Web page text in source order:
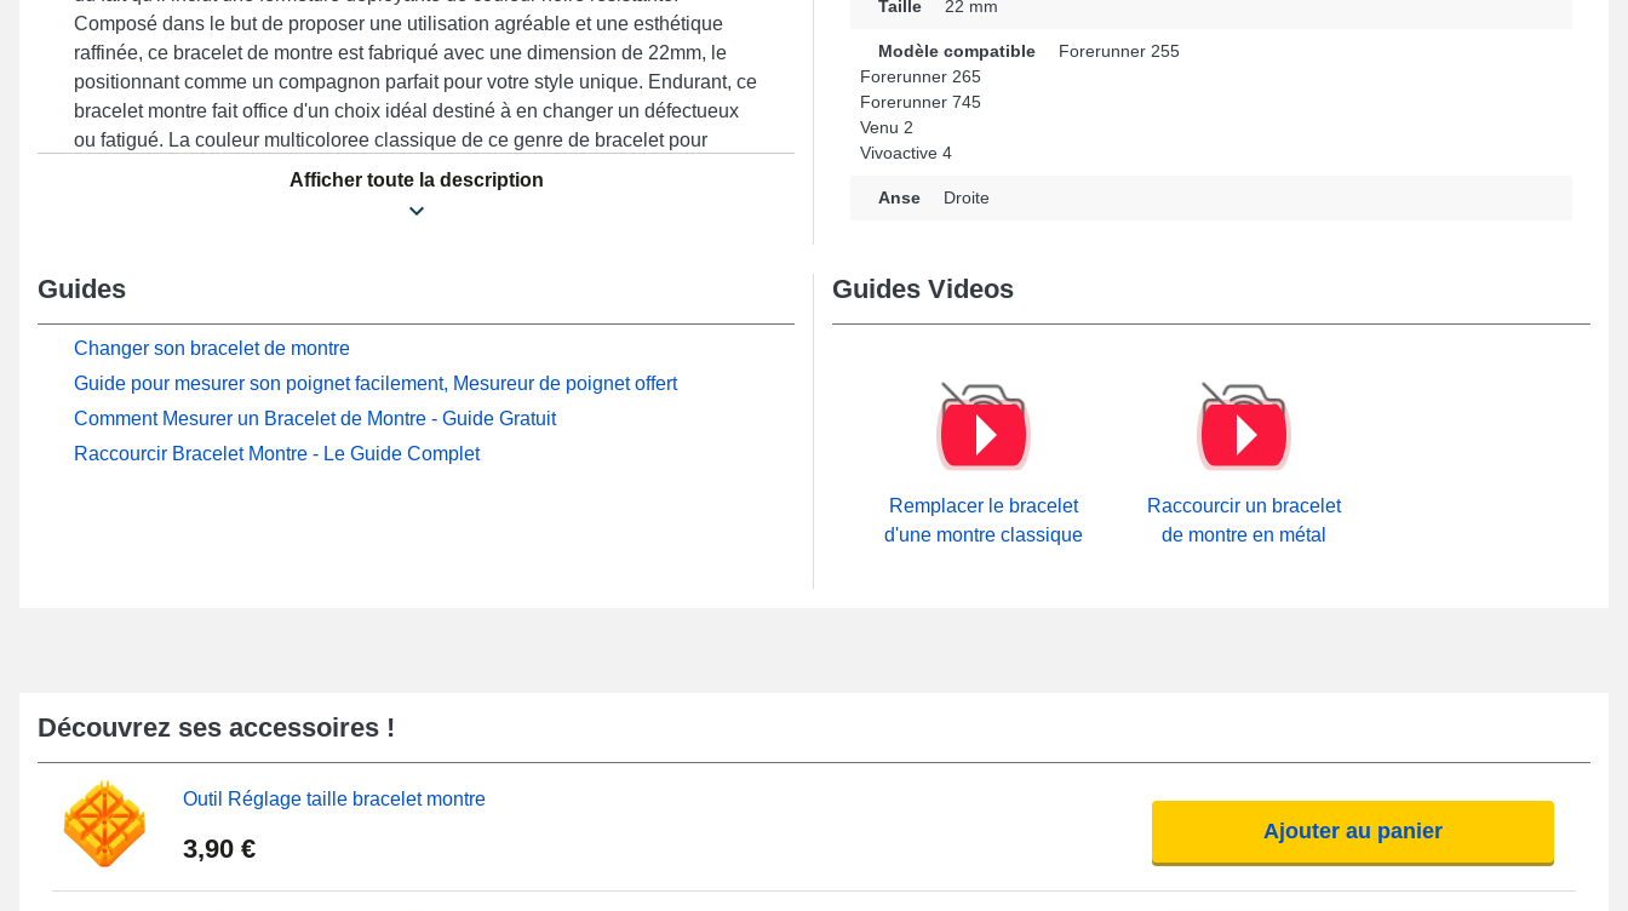
Composé dans le but de proposer une utilisation agréable et une esthétique
raffinée, ce bracelet de montre est fabriqué avec une dimension de 22mm, le
positionnant comme un compagnon parfait pour votre style unique. Endurant, ce
bracelet montre fait office d'un choix idéal destiné à en changer un défectueux
ou fatigué. La couleur multicoloree classique de ce genre de bracelet pour
montre renforce l'esthétique décontractée de votre horlogère. Ce bracelet
qualité, ce bracelet en résine Garmin s'intègre avec élégance avec de
exceptionnelle au quotidien.
Afficher toute la description
Taille 22 mm
Modèle compatible
Forerunner 255
Forerunner 265
Forerunner 745
Venu 2
Vivoactive 4
Anse Droite
Guides
Changer son bracelet de montre
Guide pour mesurer son poignet facilement, Mesureur de poignet offert
Comment Mesurer un Bracelet de Montre - Guide Gratuit
Raccourcir Bracelet Montre - Le Guide Complet
Guides Videos
Remplacer le bracelet
d'une montre classique
Raccourcir un bracelet
de montre en métal
Découvrez ses accessoires !
Outil Réglage taille bracelet montre
3,90 €
Ajouter au panier